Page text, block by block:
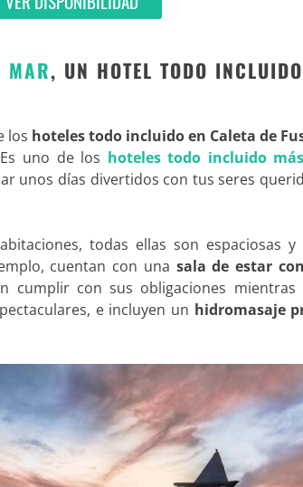
MAR, UN HOTEL TODO
los hoteles todo incluido en Caleta de
uno de los hoteles todo incluido
unos días divertidos con tus seres
todas ellas son espaciosas y
cuentan con una sala de estar
cumplir con sus obligaciones mientras
e incluyen un hidromasaje